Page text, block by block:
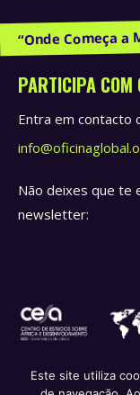
Publicações e
PARTICIPA COM
Entra em contacto
Não deixes que te
newsletter:
Este site utiliza